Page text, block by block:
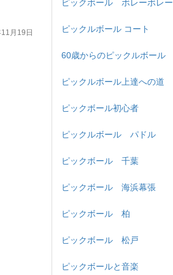
月19日
ピックボール ボレーボレー
ピックルボール コート
60歳からのピックルボール
ピックルボール上達への道
ピックボール初心者
ピックルボール パドル
ピックボール 千葉
ピックボール 海浜幕張
ピックボール 柏
ピックボール 松戸
ピックボールと音楽